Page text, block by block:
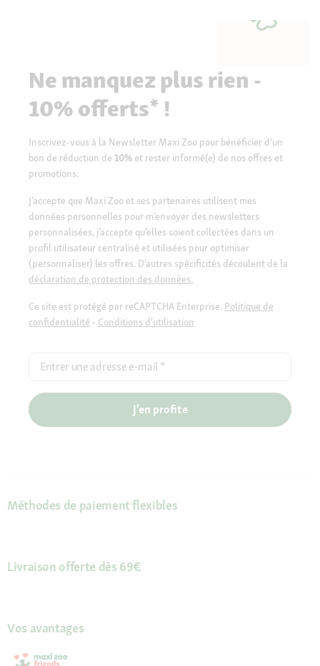
Ne manquez plus rien -
10% offerts* !
Inscrivez-vous à la Newsletter Maxi Zoo pour bénéficier d’un
bon de réduction de 10% et rester informé(e) de nos offres et
promotions.
J’accepte que Maxi Zoo et ses partenaires utilisent mes
données personnelles pour m’envoyer des newsletters
personnalisées, j’accepte qu’elles soient collectées dans un
profil utilisateur centralisé et utilisées pour optimiser
(personnaliser) les offres. D’autres spécificités découlent de la
déclaration de protection des données.
Ce site est protégé par reCAPTCHA Enterprise. Politique de
confidentialité - Conditions d'utilisation
Entrer une adresse e-mail *
J'en profite
Méthodes de paiement flexibles
Livraison offerte dès 69€
Vos avantages